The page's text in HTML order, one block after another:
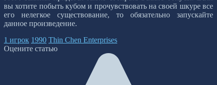
вы хотите побыть кубом и прочувствовать на своей шкуре все
его нелегкое существование, то обязательно запускайте
данное произведение.
1 игрок 1990 Thin Chen Enterprises
Оцените статью